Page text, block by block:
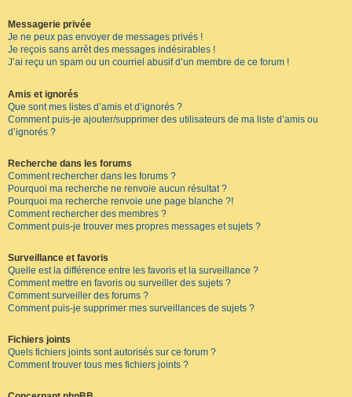
Messagerie privée
Je ne peux pas envoyer de messages privés !
Je reçois sans arrêt des messages indésirables !
J’ai reçu un spam ou un courriel abusif d’un membre de ce forum !
Amis et ignorés
Que sont mes listes d’amis et d’ignorés ?
Comment puis-je ajouter/supprimer des utilisateurs de ma liste d’amis ou
d’ignorés ?
Recherche dans les forums
Comment rechercher dans les forums ?
Pourquoi ma recherche ne renvoie aucun résultat ?
Pourquoi ma recherche renvoie une page blanche ?!
Comment rechercher des membres ?
Comment puis-je trouver mes propres messages et sujets ?
Surveillance et favoris
Quelle est la différence entre les favoris et la surveillance ?
Comment mettre en favoris ou surveiller des sujets ?
Comment surveiller des forums ?
Comment puis-je supprimer mes surveillances de sujets ?
Fichiers joints
Quels fichiers joints sont autorisés sur ce forum ?
Comment trouver tous mes fichiers joints ?